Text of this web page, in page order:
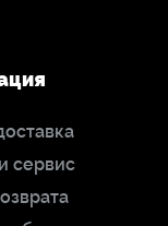
сервис